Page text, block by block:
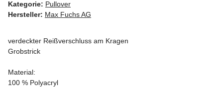
Kategorie: Pullover
Hersteller: Max Fuchs AG
verdeckter Reißverschluss am Kragen
Grobstrick
Material:
100 % Polyacryl